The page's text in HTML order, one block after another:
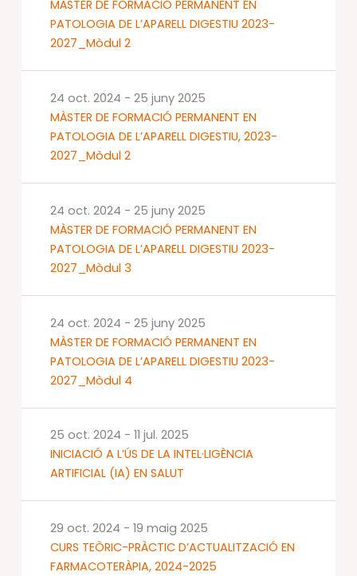
MÀSTER DE FORMACIÓ PERMANENT EN
PATOLOGIA DE L’APARELL DIGESTIU 2023-
2027_Mòdul 2
MÀSTER DE FORMACIÓ PERMANENT EN
PATOLOGIA DE L’APARELL DIGESTIU, 2023-
2027_Mòdul 2
24 oct. 2024 - 25 juny 2025
MÀSTER DE FORMACIÓ PERMANENT EN
PATOLOGIA DE L’APARELL DIGESTIU 2023-
2027_Mòdul 3
24 oct. 2024 - 25 juny 2025
MÀSTER DE FORMACIÓ PERMANENT EN
PATOLOGIA DE L’APARELL DIGESTIU 2023-
2027_Mòdul 4
24 oct. 2024 - 25 juny 2025
INICIACIÓ A L’ÚS DE LA INTEL·LIGÈNCIA
ARTIFICIAL (IA) EN SALUT
25 oct. 2024 - 11 jul. 2025
CURS TEÒRIC-PRÀCTIC D’ACTUALITZACIÓ EN
FARMACOTERÀPIA, 2024-2025
29 oct. 2024 - 19 maig 2025